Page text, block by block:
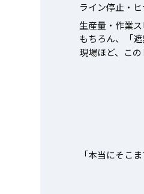
ライン停止・
生産量・作業
もちろん、「
現場ほど、この
「本当にそこ